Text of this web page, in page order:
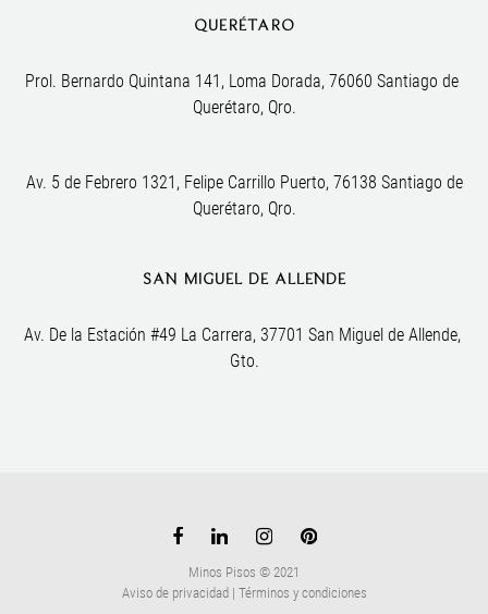
QUERÉTARO
Prol. Bernardo Quintana 141, Loma Dorada, 76060 Santiago de
Querétaro, Qro.
Av. 5 de Febrero 1321, Felipe Carrillo Puerto, 76138 Santiago de
Querétaro, Qro.
SAN MIGUEL DE ALLENDE
Av. De la Estación #49 La Carrera, 37701 San Miguel de Allende,
Gto.
Minos Pisos © 2021
Aviso de privacidad| Términos y condiciones